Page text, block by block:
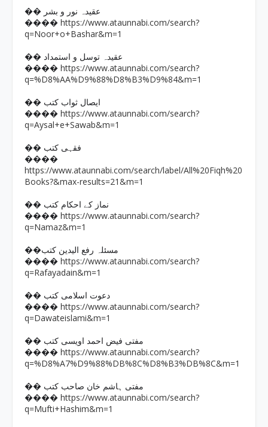
�� عقیدہ نور و بشر
���� https://www.ataunnabi.com/search?
q=Noor+o+Bashar&m=1
�� عقیدہ توسل و استمداد
���� https://www.ataunnabi.com/search?
q=%D8%AA%D9%88%D8%B3%D9%84&m=1
�� ایصال ثواب کتب
���� https://www.ataunnabi.com/search?
q=Aysal+e+Sawab&m=1
�� فقہی کتب
����
https://www.ataunnabi.com/search/label/All%20Fiqh%20
Books?&max-results=21&m=1
�� نماز کے احکام کتب
���� https://www.ataunnabi.com/search?
q=Namaz&m=1
��مسئلہ رفع الیدین کتب
���� https://www.ataunnabi.com/search?
q=Rafayadain&m=1
�� دعوت اسلامی کتب
���� https://www.ataunnabi.com/search?
q=Dawateislami&m=1
�� مفتی فیض احمد اویسی کتب
���� https://www.ataunnabi.com/search?
q=%D8%A7%D9%88%DB%8C%D8%B3%DB%8C&m=1
�� مفتی ہاشم خان صاحب کتب
���� https://www.ataunnabi.com/search?
q=Mufti+Hashim&m=1